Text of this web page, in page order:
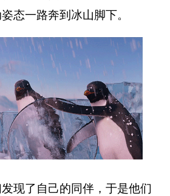
态一路奔到冰山脚下。
现了自己的同伴，于是他们